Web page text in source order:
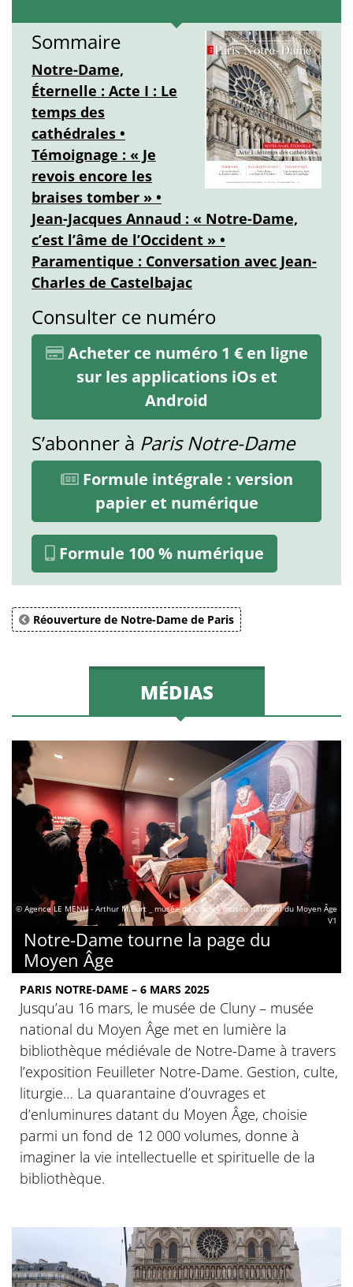
Sommaire
Notre-Dame,
Éternelle : Acte I : Le
temps des
cathédrales •
Témoignage : « Je
revois encore les
braises tomber » •
Jean-Jacques Annaud : « Notre-Dame,
c’est l’âme de l’Occident » •
Paramentique : Conversation avec Jean-
Charles de Castelbajac
Consulter ce numéro
Acheter ce numéro 1 € en ligne
sur les applications iOs et
Android
S’abonner à Paris Notre-Dame
Formule intégrale : version
papier et numérique
Formule 100 % numérique
Réouverture de Notre-Dame de Paris
MÉDIAS
© Agence LE MENU - Arthur M.Burt _ musée de Cluny – musée national du Moyen Âge
V1
Notre-Dame tourne la page du
Moyen Âge
PARIS NOTRE-DAME – 6 MARS 2025
Jusqu’au 16 mars, le musée de Cluny – musée
national du Moyen Âge met en lumière la
bibliothèque médiévale de Notre-Dame à travers
l’exposition Feuilleter Notre-Dame. Gestion, culte,
liturgie… La quarantaine d’ouvrages et
d’enluminures datant du Moyen Âge, choisie
parmi un fond de 12 000 volumes, donne à
imaginer la vie intellectuelle et spirituelle de la
bibliothèque.